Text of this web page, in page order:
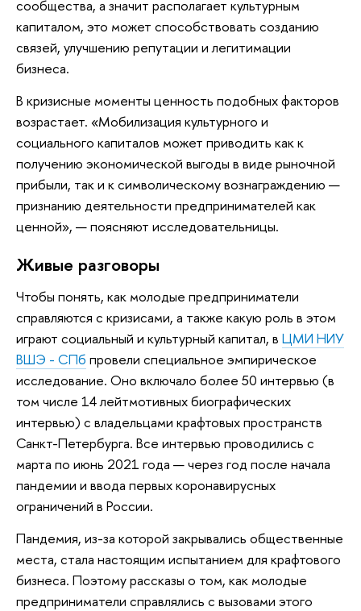
сообщества, а значит располагает культурным
капиталом, это может способствовать созданию
связей, улучшению репутации и легитимации
бизнеса.
В кризисные моменты ценность подобных факторов
возрастает. «Мобилизация культурного и
социального капиталов может приводить как к
получению экономической выгоды в виде рыночной
прибыли, так и к символическому вознаграждению —
признанию деятельности предпринимателей как
ценной», — поясняют исследовательницы.
Живые разговоры
Чтобы понять, как молодые предприниматели
справляются с кризисами, а также какую роль в этом
играют социальный и культурный капитал, в ЦМИ НИУ
ВШЭ - СПб провели специальное эмпирическое
исследование. Оно включало более 50 интервью (в
том числе 14 лейтмотивных биографических
интервью) с владельцами крафтовых пространств
Санкт-Петербурга. Все интервью проводились с
марта по июнь 2021 года — через год после начала
пандемии и ввода первых коронавирусных
ограничений в России.
Пандемия, из-за которой закрывались общественные
места, стала настоящим испытанием для крафтового
бизнеса. Поэтому рассказы о том, как молодые
предприниматели справлялись с вызовами этого